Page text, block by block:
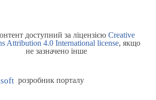
доступний за ліцензією Creative
Attribution 4.0 International license, якщо
не зазначено інше
розробник порталу